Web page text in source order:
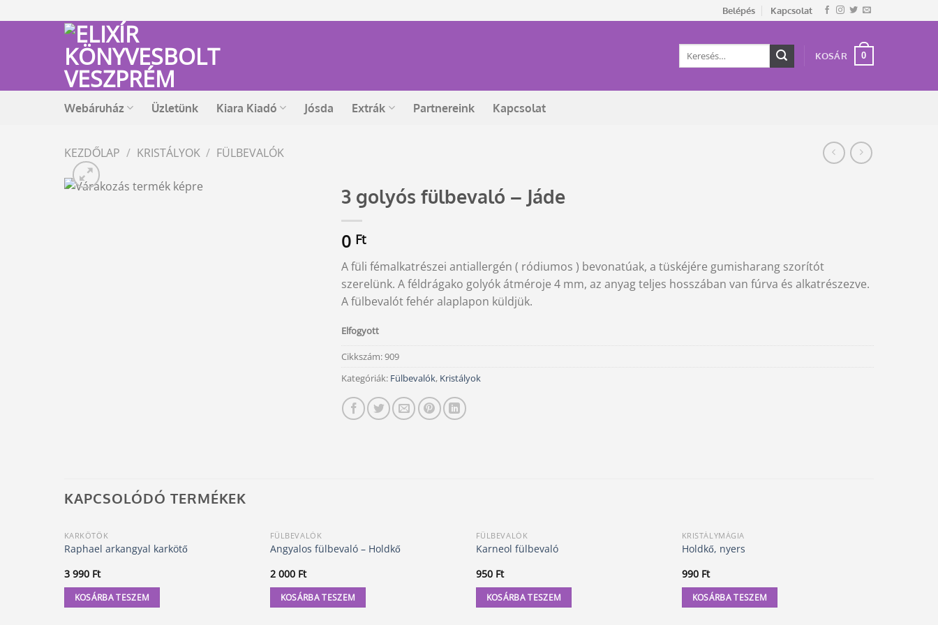
to
Belépés Kapcsolat
Keresés
KOSÁR 0
Webáruház Üzletünk Kiara Kiadó Jósda Extrák Partnereink Kapcsolat
KEZDŐLAP / KRISTÁLYOK / FÜLBEVALÓK
3 golyós fülbevaló – Jáde
0 Ft
A füli fémalkatrészei antiallergén ( ródiumos ) bevonatúak, a tüskéjére gumisharang szorítót
szerelünk. A féldrágako golyók átméroje 4 mm, az anyag teljes hosszában van fúrva és alkatrészezve.
A fülbevalót fehér alaplapon küldjük.
Elfogyott
Cikkszám:909
Kategóriák: Fülbevalók, Kristályok
KAPCSOLÓDÓ TERMÉKEK
KARKÖTŐK
Raphael arkangyal karkötő
3 990 Ft
KOSÁRBA TESZEM
FÜLBEVALÓK
Angyalos fülbevaló – Holdkő
2 000 Ft
KOSÁRBA TESZEM
FÜLBEVALÓK
Karneol fülbevaló
950 Ft
KOSÁRBA TESZEM
KRISTÁLYMÁGIA
Holdkő, nyers
990 Ft
KOSÁRBA TESZEM